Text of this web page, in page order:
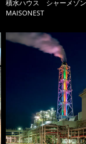
積水ハウス シャーメゾ
MAISONEST